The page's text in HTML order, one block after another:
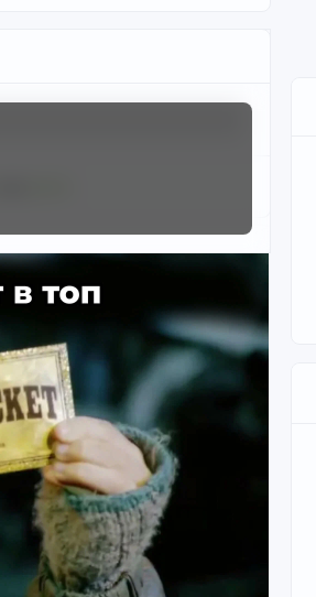
исключением постов связанных
будет угодно). За вопрос "а
в бан.
пользователей.
не будет акцента на половых